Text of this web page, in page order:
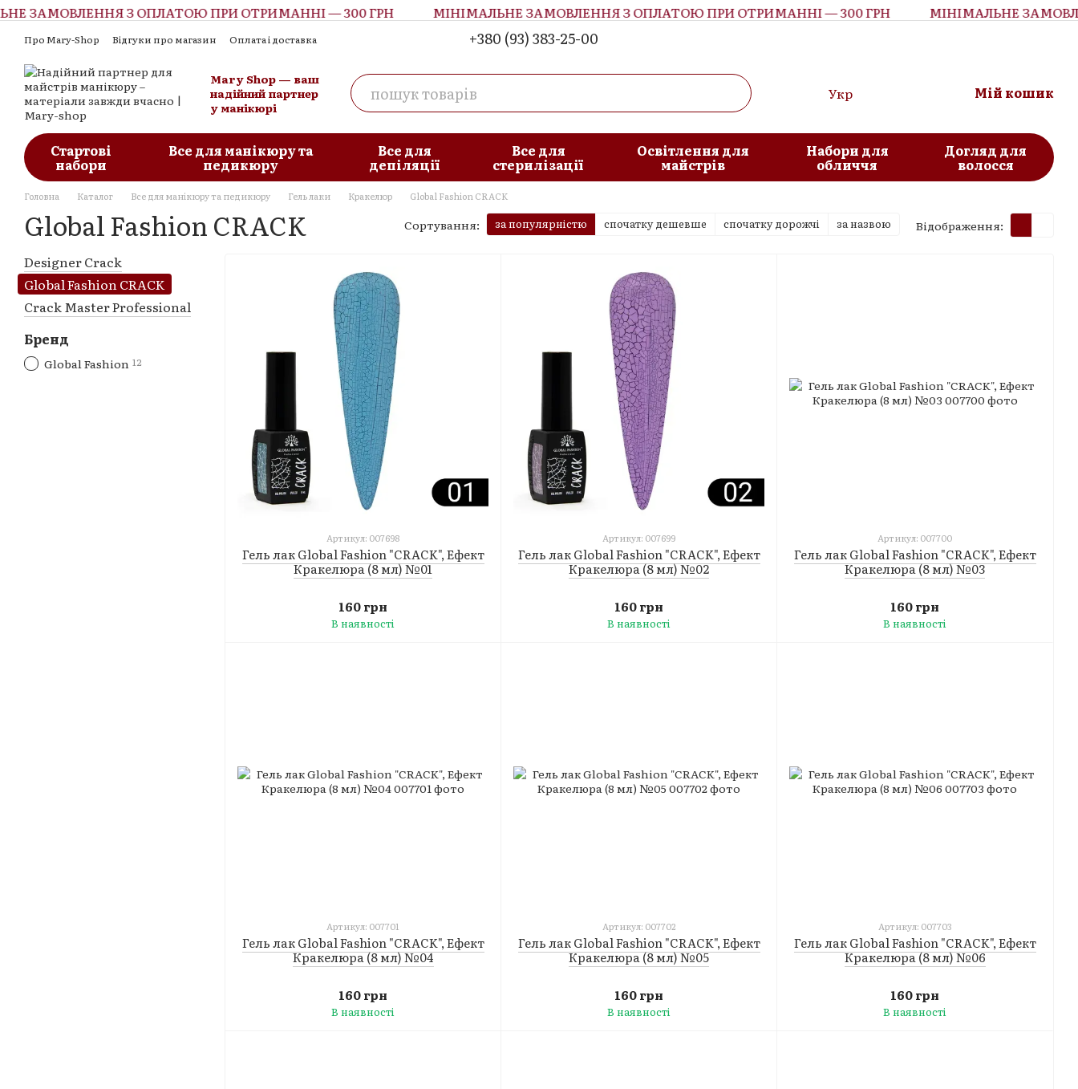
Перейти до основного контенту
ЗАМОВЛЕННЯ З ОПЛАТОЮ ПРИ ОТРИМАННІ — 300 ГРН МІНІМАЛЬНЕ ЗАМОВЛЕННЯ З ОПЛАТОЮ ПРИ ОТРИМАННІ — 300 ГРН МІНІМАЛЬНЕ
Про Mary-Shop Відгуки про магазин
Оплата і доставка
+380 (93) 383-25-00
Mary Shop — ваш
надійний партнер
у манікюрі
Укр Мій кошик
Стартові
набори
Все для манікюру та
педикюру
Все для
депіляції
Все для
стерилізації
Освітлення для
майстрів
Набори для
обличчя
Догляд для
волосся
Головна Каталог Все для манікюру та педикюру Гель лаки Кракелюр Global Fashion CRACK
Global Fashion CRACK Сортування: за популярністю спочатку дешевше спочатку дорожчі за назвою Відображення:
Артикул: 007698
Гель лак Global Fashion "CRACK", Ефект
Кракелюра (8 мл) №01
160 грн
В наявності
Артикул: 007699
Гель лак Global Fashion "CRACK", Ефект
Кракелюра (8 мл) №02
160 грн
В наявності
Артикул: 007700
Гель лак Global Fashion "CRACK", Ефект
Кракелюра (8 мл) №03
160 грн
В наявності
Артикул: 007701
Гель лак Global Fashion "CRACK", Ефект
Кракелюра (8 мл) №04
160 грн
В наявності
Артикул: 007702
Гель лак Global Fashion "CRACK", Ефект
Кракелюра (8 мл) №05
160 грн
В наявності
Артикул: 007703
Гель лак Global Fashion "CRACK", Ефект
Кракелюра (8 мл) №06
160 грн
В наявності
Designer Crack
Global Fashion CRACK
Crack Master Professional
Бренд
Global Fashion 12